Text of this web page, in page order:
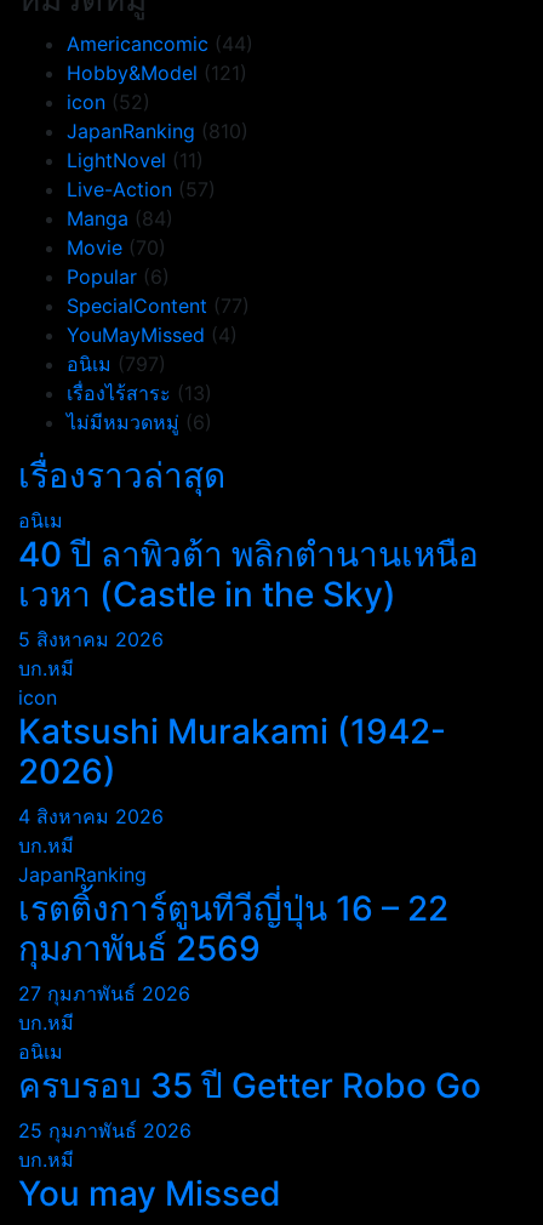
Americancomic (44)
Hobby&Model (121)
icon (52)
JapanRanking (810)
LightNovel (11)
Live-Action (57)
Manga (84)
Movie (70)
Popular (6)
SpecialContent (77)
YouMayMissed (4)
อนิเม (797)
เรื่องไร้สาระ (13)
ไม่มีหมวดหมู่ (6)
เรื่องราวล่าสุด
อนิเม
40 ปี ลาพิวต้า พลิกตำนานเหนือ
เวหา (Castle in the Sky)
5 สิงหาคม 2026
บก.หมี
icon
Katsushi Murakami (1942-
2026)
4 สิงหาคม 2026
บก.หมี
JapanRanking
เรตติ้งการ์ตูนทีวีญี่ปุ่น 16 – 22
กุมภาพันธ์ 2569
27 กุมภาพันธ์ 2026
บก.หมี
อนิเม
ครบรอบ 35 ปี Getter Robo Go
25 กุมภาพันธ์ 2026
บก.หมี
You may Missed